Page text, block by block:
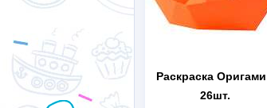
Раскраска Оригами
26шт.